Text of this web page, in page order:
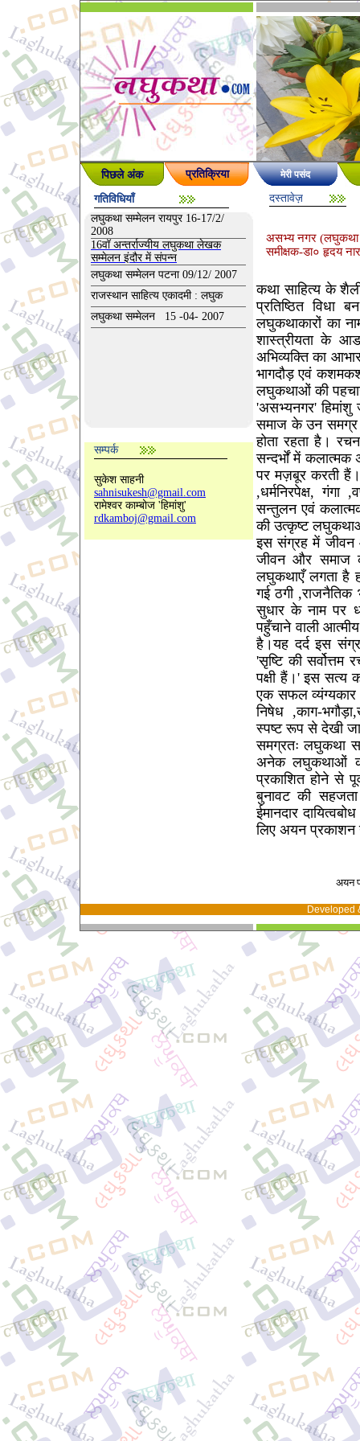
पिछले अंक प्रतिक्रिया मेरी पसंद
गतिविधियाँ
लघुकथा सम्मेलन रायपुर 16-17/2/
2008
16वॉ अन्तर्राज्यीय लघुकथा लेखक
सम्मेलन इंदौर में संपन्न
लघुकथा सम्मेलन पटना 09/12/ 2007
राजस्थान साहित्य एकादमी : लघुक
लघुकथा सम्मेलन 15 -04- 2007
सम्पर्क
सुकेश साहनी
sahnisukesh@gmail.com
रामेश्वर काम्बोज 'हिमांशु'
rdkamboj@gmail.com
दस्तावेज़
असभ्य नगर (लघुकथा
समीक्षक-डा० हृदय
कथा साहित्य के
प्रतिष्ठित विधा
लघुकथाकारों का
शास्त्रीयता के
अभिव्यक्ति का
भागदौड़ एवं
लघुकथाओं की
'असभ्यनगर'
समाज के उन समग्र
होता रहता है।
सन्दर्भों में
पर मज़बूर करती
,धर्मनिरपेक्ष,
सन्तुलन एवं
की उत्कृष्ट
इस संग्रह में जीवन
जीवन और समाज
लघुकथाएँ लगता है
गई ठगी ,राजनैतिक
सुधार के नाम पर
पहुँचाने वाली
है।यह दर्द इस
'सृष्टि की
पक्षी हैं।' इस सत्य
एक सफल व्यंग्यकार
निषेध ,काग-
स्पष्ट रूप से देखी
समग्रतः लघुकथा
अनेक लघुकथाओं का
प्रकाशित होने से
बुनावट की
ईमानदार
लिए अयन प्रकाशन
अयन
Developed